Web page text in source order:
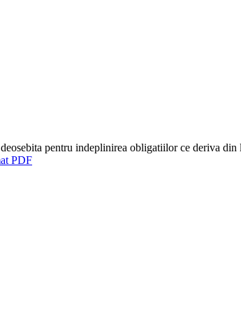
pentru indeplinirea obligatiilor ce deriva
PDF